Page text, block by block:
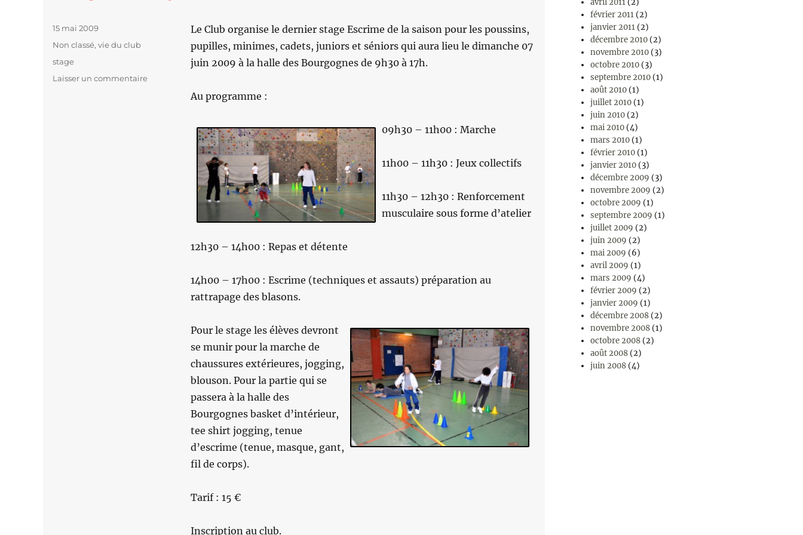
Le Club organise le dernier stage Escrime de la saison pour les poussins,
pupilles, minimes, cadets, juniors et séniors qui aura lieu le dimanche 07
juin 2009 à la halle des Bourgognes de 9h30 à 17h.
Au programme :
09h30 – 11h00 : Marche
11h00 – 11h30 : Jeux collectifs
11h30 – 12h30 : Renforcement
musculaire sous forme d’atelier
12h30 – 14h00 : Repas et détente
14h00 – 17h00 : Escrime (techniques et assauts) préparation au
rattrapage des blasons.
Pour le stage les élèves devront
se munir pour la marche de
chaussures extérieures, jogging,
blouson. Pour la partie qui se
passera à la halle des
Bourgognes basket d’intérieur,
tee shirt jogging, tenue
d’escrime (tenue, masque, gant,
fil de corps).
Tarif : 15 €
Inscription au club.
Publié
le
15 mai 2009
Catégories
Non classé, vie du club
Étiquettes
stage
Laisser un commentaire
avril 2011 (2)
février 2011 (2)
janvier 2011 (2)
décembre 2010 (2)
novembre 2010 (3)
octobre 2010 (3)
septembre 2010 (1)
août 2010 (1)
juillet 2010 (1)
juin 2010 (2)
mai 2010 (4)
mars 2010 (1)
février 2010 (1)
janvier 2010 (3)
décembre 2009 (3)
novembre 2009 (2)
octobre 2009 (1)
septembre 2009 (1)
juillet 2009 (2)
juin 2009 (2)
mai 2009 (6)
avril 2009 (1)
mars 2009 (4)
février 2009 (2)
janvier 2009 (1)
décembre 2008 (2)
novembre 2008 (1)
octobre 2008 (2)
août 2008 (2)
juin 2008 (4)